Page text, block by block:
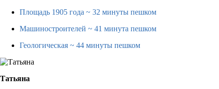
Площадь 1905 года ~ 32 минуты пешком
Машиностроителей ~ 41 минута пешком
Геологическая ~ 44 минуты пешком
Татьяна